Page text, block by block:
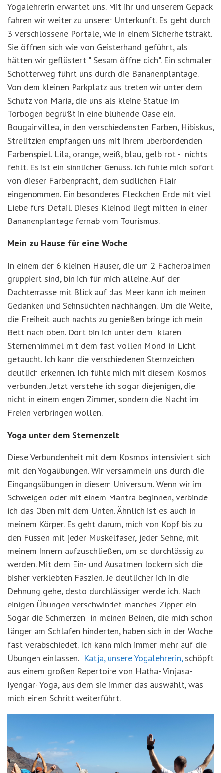
Yogalehrerin erwartet uns. Mit ihr und unserem Gepäck
fahren wir weiter zu unserer Unterkunft. Es geht durch
3 verschlossene Portale, wie in einem Sicherheitstrakt.
Sie öffnen sich wie von Geisterhand geführt, als
hätten wir geflüstert " Sesam öffne dich". Ein schmaler
Schotterweg führt uns durch die Bananenplantage.
Von dem kleinen Parkplatz aus treten wir unter dem
Schutz von Maria, die uns als kleine Statue im
Torbogen begrüßt in eine blühende Oase ein.
Bougainvillea, in den verschiedensten Farben, Hibiskus,
Strelitzien empfangen uns mit ihrem überbordenden
Farbenspiel. Lila, orange, weiß, blau, gelb rot - nichts
fehlt. Es ist ein sinnlicher Genuss. Ich fühle mich sofort
von dieser Farbenpracht, dem südlichen Flair
eingenommen. Ein besonderes Fleckchen Erde mit viel
Liebe fürs Detail. Dieses Kleinod liegt mitten in einer
Bananenplantage fernab vom Tourismus.
Mein zu Hause für eine Woche
In einem der 6 kleinen Häuser, die um 2 Fächerpalmen
gruppiert sind, bin ich für mich alleine. Auf der
Dachterrasse mit Blick auf das Meer kann ich meinen
Gedanken und Sehnsüchten nachhängen. Um die Weite,
die Freiheit auch nachts zu genießen bringe ich mein
Bett nach oben. Dort bin ich unter dem klaren
Sternenhimmel mit dem fast vollen Mond in Licht
getaucht. Ich kann die verschiedenen Sternzeichen
deutlich erkennen. Ich fühle mich mit diesem Kosmos
verbunden. Jetzt verstehe ich sogar diejenigen, die
nicht in einem engen Zimmer, sondern die Nacht im
Freien verbringen wollen.
Yoga unter dem Sternenzelt
Diese Verbundenheit mit dem Kosmos intensiviert sich
mit den Yogaübungen. Wir versammeln uns durch die
Eingangsübungen in diesem Universum. Wenn wir im
Schweigen oder mit einem Mantra beginnen, verbinde
ich das Oben mit dem Unten. Ähnlich ist es auch in
meinem Körper. Es geht darum, mich von Kopf bis zu
den Füssen mit jeder Muskelfaser, jeder Sehne, mit
meinem Innern aufzuschließen, um so durchlässig zu
werden. Mit dem Ein- und Ausatmen lockern sich die
bisher verklebten Faszien. Je deutlicher ich in die
Dehnung gehe, desto durchlässiger werde ich. Nach
einigen Übungen verschwindet manches Zipperlein.
Sogar die Schmerzen in meinen Beinen, die mich schon
länger am Schlafen hinderten, haben sich in der Woche
fast verabschiedet. Ich kann mich immer mehr auf die
Übungen einlassen. Katja, unsere Yogalehrerin,schöpft
aus einem großen Repertoire von Hatha- Vinjasa-
Iyengar- Yoga, aus dem sie immer das auswählt, was
mich einen Schritt weiterführt.